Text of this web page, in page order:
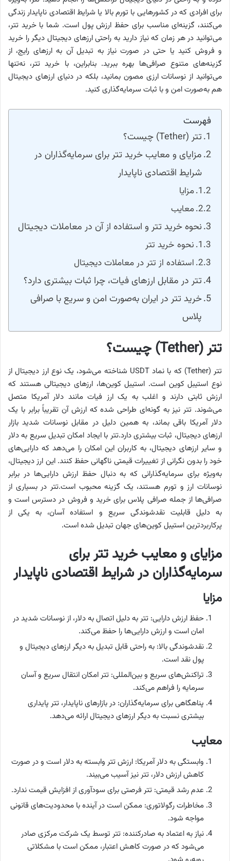
برای افرادی که در کشورهایی با تورم بالا یا شرایط اقتصادی ناپایدار زندگی
می‌کنند، گزینه‌ای مناسب برای حفظ ارزش پول است. شما با خرید تتر،
می‌توانید در هر زمان که نیاز دارید به راحتی ارزهای دیجیتال دیگر را خرید
و فروش کنید یا حتی در صورت نیاز به تبدیل آن به ارزهای رایج، از
گزینه‌های متنوع صرافی‌ها بهره ببرید. بنابراین، با خرید تتر، نه‌تنها
می‌توانید از نوسانات ارزی مصون بمانید، بلکه در دنیای ارزهای دیجیتال
هم به‌صورت امن و با ثبات سرمایه‌گذاری کنید.
فهرست
تتر (Tether) چیست؟
مزایای و معایب خرید تتر برای سرمایه‌گذاران در
شرایط اقتصادی ناپایدار
مزایا
معایب
نحوه خرید تتر و استفاده از آن در معاملات دیجیتال
نحوه خرید تتر
استفاده از تتر در معاملات دیجیتال
تتر در مقابل ارزهای فیات، چرا ثبات بیشتری دارد؟
خرید تتر در ایران به‌صورت امن و سریع با صرافی
پلاس
تتر (Tether) چیست؟
تتر (Tether) که با نماد USDT شناخته می‌شود، یک نوع ارز دیجیتال از
نوع استیبل کوین است. استیبل کوین‌ها، ارزهای دیجیتالی هستند که
ارزش ثابتی دارند و اغلب به یک ارز فیات مانند دلار آمریکا متصل
می‌شوند. تتر نیز به گونه‌ای طراحی شده که ارزش آن تقریباً برابر با یک
دلار آمریکا باقی بماند، به همین دلیل در مقابل نوسانات شدید بازار
ارزهای دیجیتال، ثبات بیشتری دارد.تتر با ایجاد امکان تبدیل سریع به دلار
و سایر ارزهای دیجیتال، به کاربران این امکان را می‌دهد که دارایی‌های
خود را بدون نگرانی از تغییرات قیمتی ناگهانی حفظ کنند. این ارز دیجیتال،
به‌ویژه برای سرمایه‌گذارانی که به دنبال حفظ ارزش دارایی‌ها در برابر
نوسانات ارز و تورم هستند، یک گزینه محبوب است.تتر در بسیاری از
صرافی‌ها از جمله صرافی پلاس برای خرید و فروش در دسترس است و
به دلیل قابلیت نقدشوندگی سریع و استفاده آسان، به یکی از
پرکاربردترین استیبل کوین‌های جهان تبدیل شده است.
مزایای و معایب خرید تتر برای
سرمایه‌گذاران در شرایط اقتصادی ناپایدار
مزایا
حفظ ارزش دارایی: تتر به دلیل اتصال به دلار، از نوسانات شدید در
امان است و ارزش دارایی‌ها را حفظ می‌کند.
نقدشوندگی بالا: به راحتی قابل تبدیل به دیگر ارزهای دیجیتال و
پول نقد است.
تراکنش‌های سریع و بین‌المللی: تتر امکان انتقال سریع و آسان
سرمایه را فراهم می‌کند.
پناهگاهی برای سرمایه‌گذاران: در بازارهای ناپایدار، تتر پایداری
بیشتری نسبت به دیگر ارزهای دیجیتال ارائه می‌دهد.
معایب
وابستگی به دلار آمریکا: ارزش تتر وابسته به دلار است و در صورت
کاهش ارزش دلار، تتر نیز آسیب می‌بیند.
عدم رشد قیمتی: تتر فرصتی برای سودآوری از افزایش قیمت ندارد.
مخاطرات رگولاتوری: ممکن است در آینده با محدودیت‌های قانونی
مواجه شود.
نیاز به اعتماد به صادرکننده: تتر توسط یک شرکت مرکزی صادر
می‌شود که در صورت کاهش اعتبار، ممکن است با مشکلاتی